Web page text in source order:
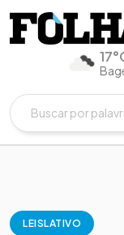
LEISLATIVO